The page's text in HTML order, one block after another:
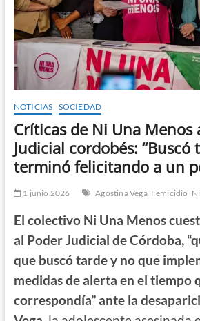
NOTICIAS SOCIEDAD
Críticas de Ni Una Menos
Judicial cordobés: “Buscó
terminó felicitando a un
1 junio 2026 Agostina Vega Femicidio
El colectivo Ni Una Menos
al Poder Judicial de Córdoba,
que buscó tarde y no que
medidas de alerta en el tiempo
correspondía” ante la